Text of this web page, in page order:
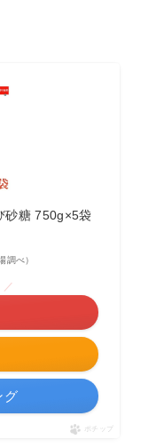
砂糖 750g×5袋
調べ）
／
グ
ポチップ